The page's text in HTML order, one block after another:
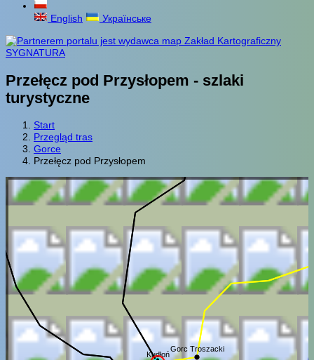
English Українське
Przełęcz pod Przysłopem - szlaki
turystyczne
Start
Przegląd tras
Gorce
Przełęcz pod Przysłopem
Gorc Troszacki
Kudłoń